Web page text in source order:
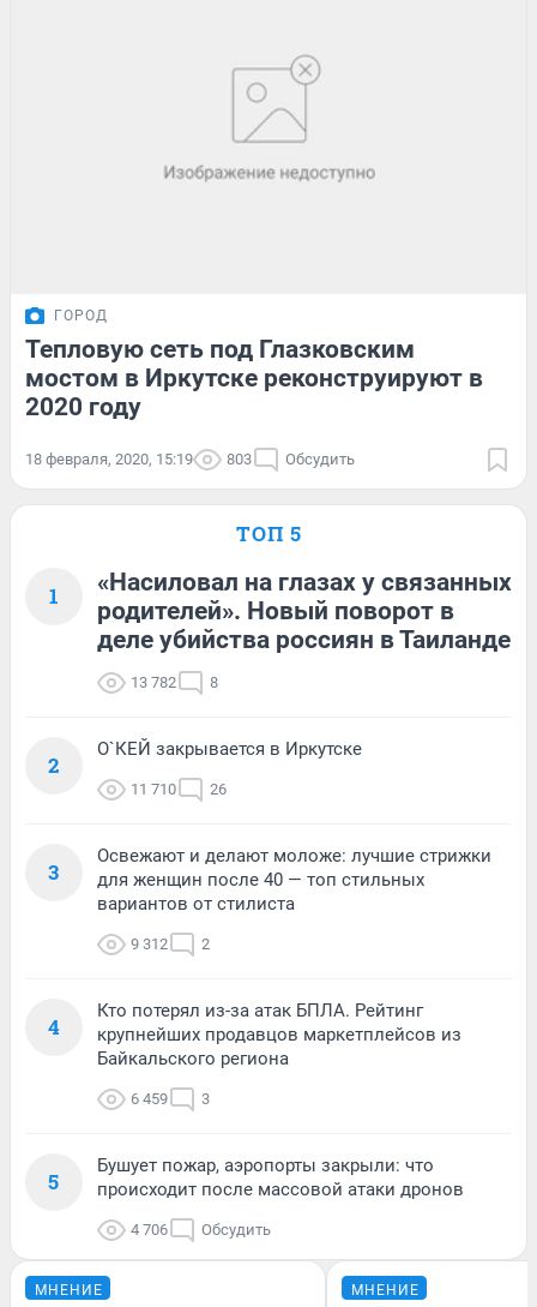
ГОРОД
Тепловую сеть под Глазковским
мостом в Иркутске реконструируют в
2020 году
18 февраля, 2020, 15:19 803 Обсудить
ТОП 5
1
«Насиловал на глазах у связанных
родителей». Новый поворот в
деле убийства россиян в Таиланде
13 782 8
2
О`КЕЙ закрывается в Иркутске
11 710 26
3
Освежают и делают моложе: лучшие стрижки
для женщин после 40 — топ стильных
вариантов от стилиста
9 312 2
4
Кто потерял из-за атак БПЛА. Рейтинг
крупнейших продавцов маркетплейсов из
Байкальского региона
6 459 3
5
Бушует пожар, аэропорты закрыли: что
происходит после массовой атаки дронов
4 706 Обсудить
МНЕНИЕ МНЕНИЕ